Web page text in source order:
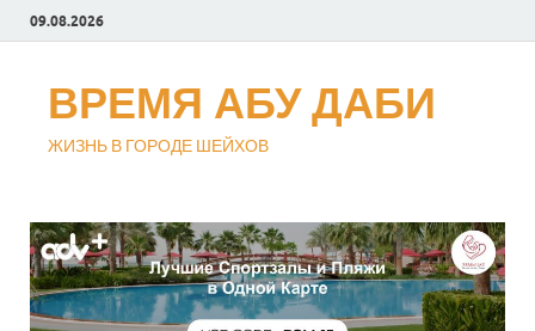
09.08.2026
ВРЕМЯ АБУ ДАБИ
ЖИЗНЬ В ГОРОДЕ ШЕЙХОВ